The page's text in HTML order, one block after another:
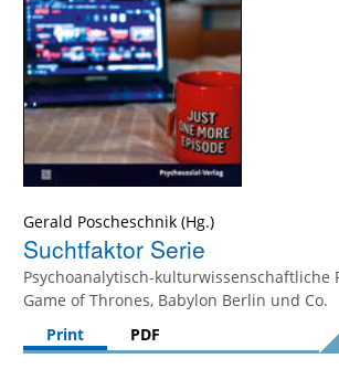
Gerald Poscheschnik
Suchtfaktor Serie
Psychoanalytisch-kulturwissenschaftliche
Game of Thrones, Babylon Berlin und Co.
Print
PDF